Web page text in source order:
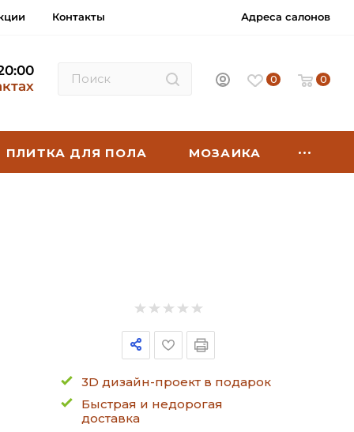
Контакты Адреса салонов
0 0
ПЛИТКА ДЛЯ ПОЛА МОЗАИКА
3D дизайн-проект в подарок
Быстрая и недорогая
доставка